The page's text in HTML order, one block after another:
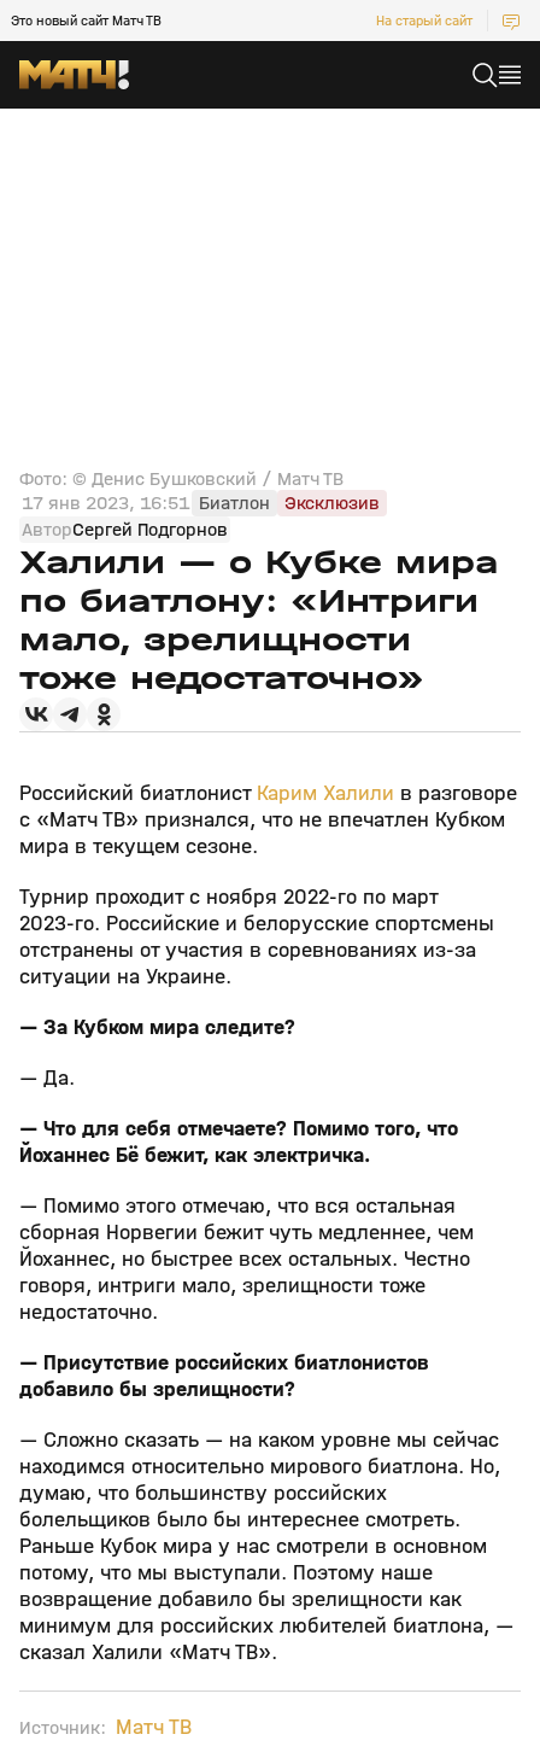
Это новый сайт Матч ТВ На старый сайт
Фото: © Денис Бушковский / Матч ТВ
17 янв 2023, 16:51 Биатлон
Эксклюзив
АвторСергей Подгорнов
Халили — о Кубке мира
по биатлону: «Интриги
мало, зрелищности
тоже недостаточно»
Российский биатлонист Карим Халили в разговоре
с «Матч ТВ» признался, что не впечатлен Кубком
мира в текущем сезоне.
Турнир проходит с ноября 2022‑го по март
2023‑го. Российские и белорусские спортсмены
отстранены от участия в соревнованиях из‑за
ситуации на Украине.
— За Кубком мира следите?
— Да.
— Что для себя отмечаете? Помимо того, что
Йоханнес Бё бежит, как электричка.
— Помимо этого отмечаю, что вся остальная
сборная Норвегии бежит чуть медленнее, чем
Йоханнес, но быстрее всех остальных. Честно
говоря, интриги мало, зрелищности тоже
недостаточно.
— Присутствие российских биатлонистов
добавило бы зрелищности?
— Сложно сказать — на каком уровне мы сейчас
находимся относительно мирового биатлона. Но,
думаю, что большинству российских
болельщиков было бы интереснее смотреть.
Раньше Кубок мира у нас смотрели в основном
потому, что мы выступали. Поэтому наше
возвращение добавило бы зрелищности как
минимум для российских любителей биатлона, —
сказал Халили «Матч ТВ».
Источник: Матч ТВ